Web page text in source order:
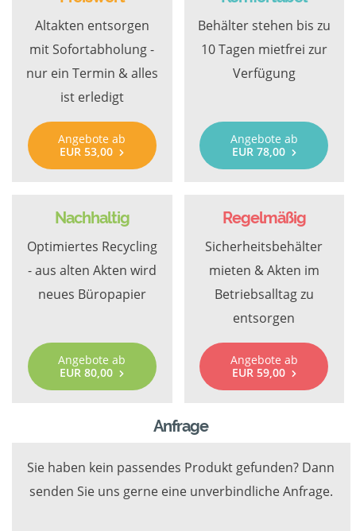
Altakten entsorgen
mit Sofortabholung -
nur ein Termin & alles
ist erledigt
Angebote ab
EUR 53,00
Behälter stehen bis zu
10 Tagen mietfrei zur
Verfügung
Angebote ab
EUR 78,00
Nachhaltig
Optimiertes Recycling
- aus alten Akten wird
neues Büropapier
Angebote ab
EUR 80,00
Regelmäßig
Sicherheitsbehälter
mieten & Akten im
Betriebsalltag zu
entsorgen
Angebote ab
EUR 59,00
Anfrage
Sie haben kein passendes Produkt gefunden? Dann
senden Sie uns gerne eine unverbindliche Anfrage.